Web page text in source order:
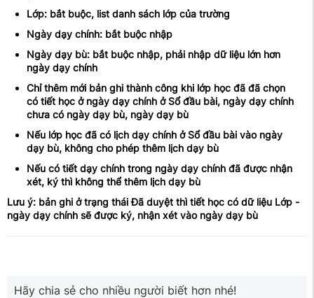
Lớp: bắt buộc, list danh sách lớp của trường
Ngày dạy chính: bắt buộc nhập
Ngày dạy bù: bắt buộc nhập, phải nhập dữ liệu lớn hơn
ngày dạy chính
Chỉ thêm mới bản ghi thành công khi lớp học đã đã chọn
có tiết học ở ngày dạy chính ở Sổ đầu bài, ngày dạy chính
chưa có ngày dạy bù, ngày dạy bù
Nếu lớp học đã có lịch dạy chính ở Sổ đầu bài vào ngày
dạy bù, không cho phép thêm lịch dạy bù
Nếu có tiết dạy chính trong ngày dạy chính đã được nhận
xét, ký thì không thể thêm lịch dạy bù
Lưu ý: bản ghi ở trạng thái Đã duyệt thì tiết học có dữ liệu Lớp -
ngày dạy chính sẽ được ký, nhận xét vào ngày dạy bù
Hãy chia sẻ cho nhiều người biết hơn nhé!